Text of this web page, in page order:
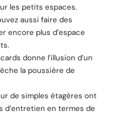
les petits espaces.
aussi faire des
encore plus d’espace
donne l’illusion d’un
la poussière de
de simples étagères ont
d’entretien en termes de